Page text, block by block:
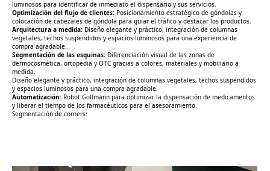
luminosos para identificar de inmediato el dispensario y sus servicios.
Optimización del flujo de clientes: Posicionamiento estratégico de góndolas y
colocación de cabezales de góndola para guiar el tráfico y destacar los productos.
Arquitectura a medida: Diseño elegante y práctico, integración de columnas
vegetales, techos suspendidos y espacios luminosos para una experiencia de
compra agradable.
Segmentación de las esquinas: Diferenciación visual de las zonas de
dermocosmética, ortopedia y OTC gracias a colores, materiales y mobiliario a
medida.
Diseño elegante y práctico, integración de columnas vegetales, techos suspendidos
y espacios luminosos para una compra agradable.
Automatización: Robot Gollmann para optimizar la dispensación de medicamentos
y liberar el tiempo de los farmacéuticos para el asesoramiento.
Segmentación de corners: